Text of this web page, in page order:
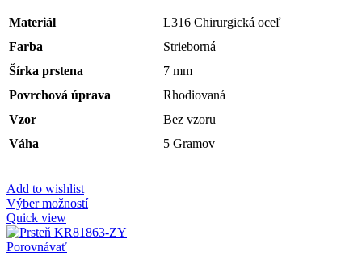
Materiál
L316 Chirurgická oceľ
Farba
Strieborná
Šírka prstena
7 mm
Povrchová úprava
Rhodiovaná
Vzor
Bez vzoru
Váha
5 Gramov
Add to wishlist
Výber možností
Quick view
Porovnávať